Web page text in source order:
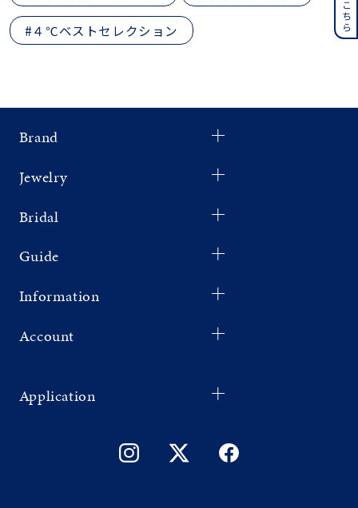
#４℃ベストセレクション
Brand
Jewelry
Bridal
Guide
Information
Account
Application